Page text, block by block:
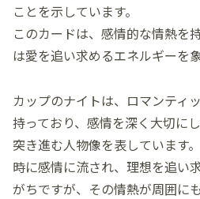
ことを示しています。
このカードは、感情的な情熱を
は愛を追い求めるエネルギーを
カップのナイトは、ロマンティ
持っており、感情を深く大切に
突き進む人物像を表しています。
時に感情に流され、理想を追い
がちですが、その情熱が周囲に